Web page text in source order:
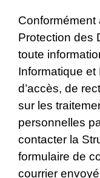
Conformément
Protection des
toute
Informatique et
d’accès, de
sur les
personnelles
contacter la
formulaire de
courrier